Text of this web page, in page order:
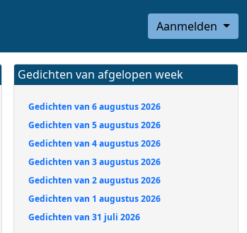
Aanmelden
Gedichten van afgelopen week
Gedichten van 6 augustus 2026
Gedichten van 5 augustus 2026
Gedichten van 4 augustus 2026
Gedichten van 3 augustus 2026
Gedichten van 2 augustus 2026
Gedichten van 1 augustus 2026
Gedichten van 31 juli 2026